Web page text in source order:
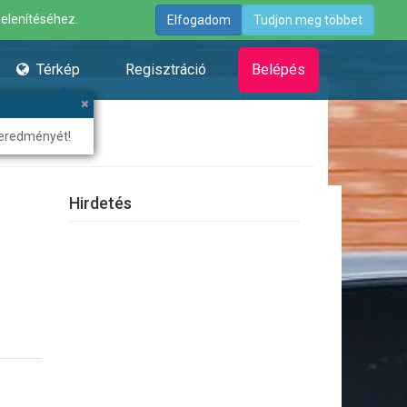
Elfogadom Tudjon meg többet
Térkép Regisztráció Belépés
Hirdetés